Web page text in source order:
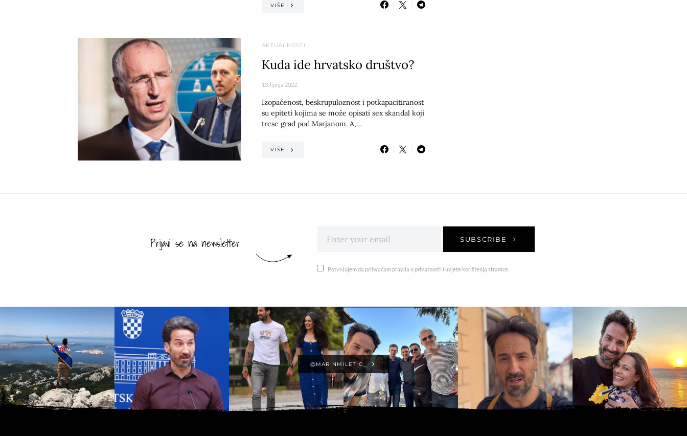
VIŠE
AKTUALNOSTI
Kuda ide hrvatsko društvo?
13. lipnja 2022.
Izopačenost, beskrupuloznost i potkapacitiranost
su epiteti kojima se može opisati sex skandal koji
trese grad pod Marjanom. A,…
VIŠE
Prijavi se na newsletter SUBSCRIBE
Potvrđujem da prihvaćam pravila o privatnosti i uvjete korištenja stranice.
@MARINMILETIC_